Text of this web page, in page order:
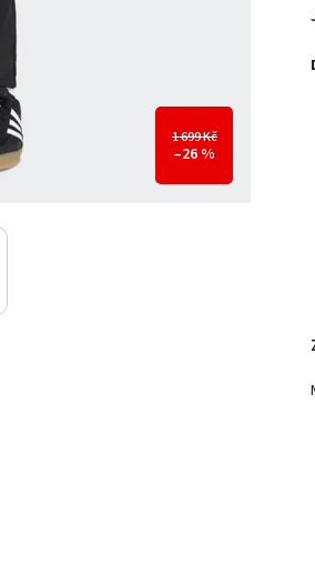
1 699 Kč
–26 %